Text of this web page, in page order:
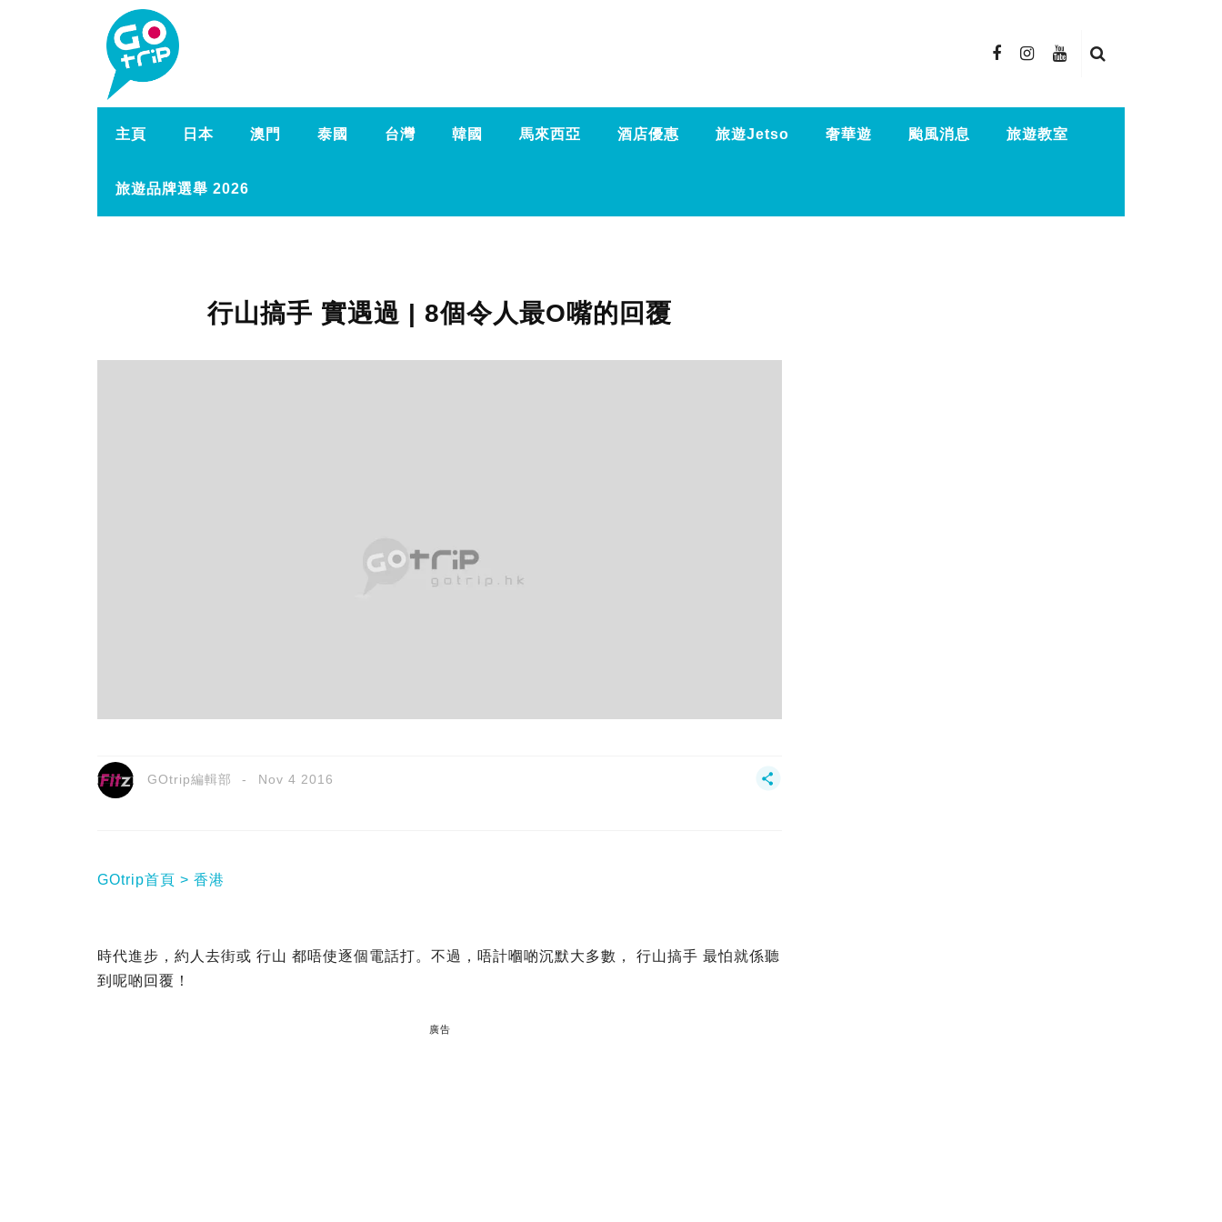
主頁 日本 澳門 泰國 台灣 韓國 馬來西亞 酒店優惠 旅遊Jetso 奢華遊 颱風消息 旅遊教室
旅遊品牌選舉 2026
行山搞手 實遇過 | 8個令人最O嘴的回覆
GOtrip編輯部 Nov 4 2016
GOtrip首頁 香港
時代進步，約人去街或 行山 都唔使逐個電話打。不過，唔計嗰啲沉默大多數， 行山搞手 最怕就係聽
到呢啲回覆！
廣告